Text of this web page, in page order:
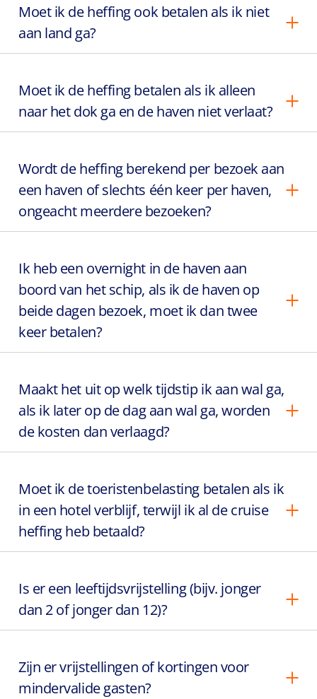
Moet ik de heffing ook betalen als ik niet
aan land ga?
Moet ik de heffing betalen als ik alleen
naar het dok ga en de haven niet verlaat?
Wordt de heffing berekend per bezoek aan
een haven of slechts één keer per haven,
ongeacht meerdere bezoeken?
Ik heb een overnight in de haven aan
boord van het schip, als ik de haven op
beide dagen bezoek, moet ik dan twee
keer betalen?
Maakt het uit op welk tijdstip ik aan wal ga,
als ik later op de dag aan wal ga, worden
de kosten dan verlaagd?
Moet ik de toeristenbelasting betalen als ik
in een hotel verblijf, terwijl ik al de cruise
heffing heb betaald?
Is er een leeftijdsvrijstelling (bijv. jonger
dan 2 of jonger dan 12)?
Zijn er vrijstellingen of kortingen voor
mindervalide gasten?